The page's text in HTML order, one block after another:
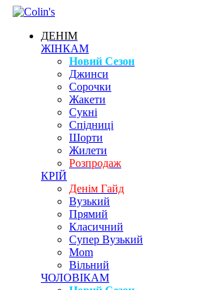
ДЕНІМ
ЖІНКАМ
Новий Сезон
Джинси
Сорочки
Жакети
Сукні
Спідниці
Шорти
Жилети
Розпродаж
КРІЙ
Денім Гайд
Вузький
Прямий
Класичний
Супер Вузький
Mom
Вільний
ЧОЛОВІКАМ